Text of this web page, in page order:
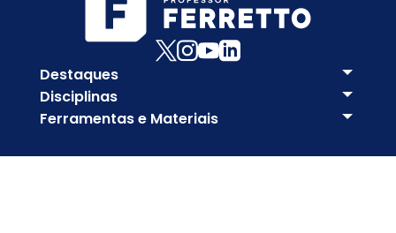
Destaques
Disciplinas
Ferramentas e Materiais